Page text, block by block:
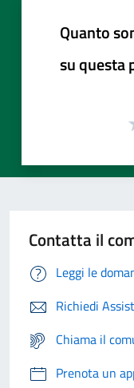
Quanto
su questa
Contatta il
Leggi le
Richiedi
Chiama il
Prenota un